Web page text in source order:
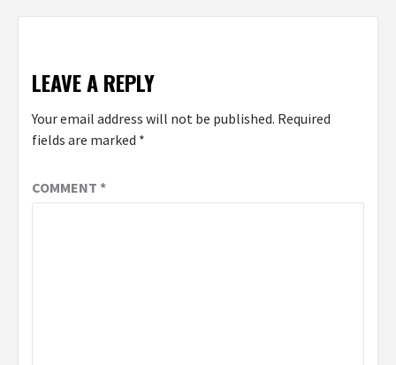
LEAVE A REPLY
Your email address will not be published. Required
fields are marked *
COMMENT *